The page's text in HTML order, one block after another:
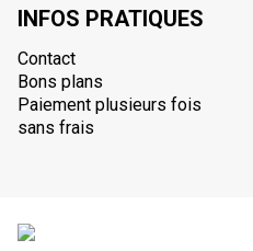
INFOS PRATIQUES
Contact
Bons plans
Paiement plusieurs fois
sans frais